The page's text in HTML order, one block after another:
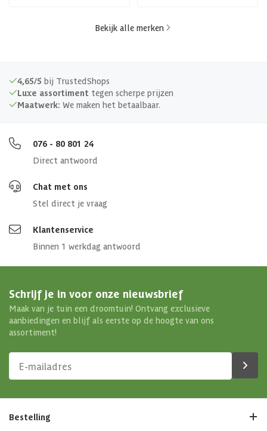
Bekijk alle merken
4,65/5 bij TrustedShops
Luxe assortiment tegen scherpe prijzen
Maatwerk: We maken het betaalbaar.
076 - 80 801 24
Direct antwoord
Chat met ons
Stel direct je vraag
Klantenservice
Binnen 1 werkdag antwoord
Schrijf je in voor onze nieuwsbrief
Maak van je tuin een droomtuin! Ontvang exclusieve
aanbiedingen en blijf als eerste op de hoogte van ons
assortiment!
Bestelling